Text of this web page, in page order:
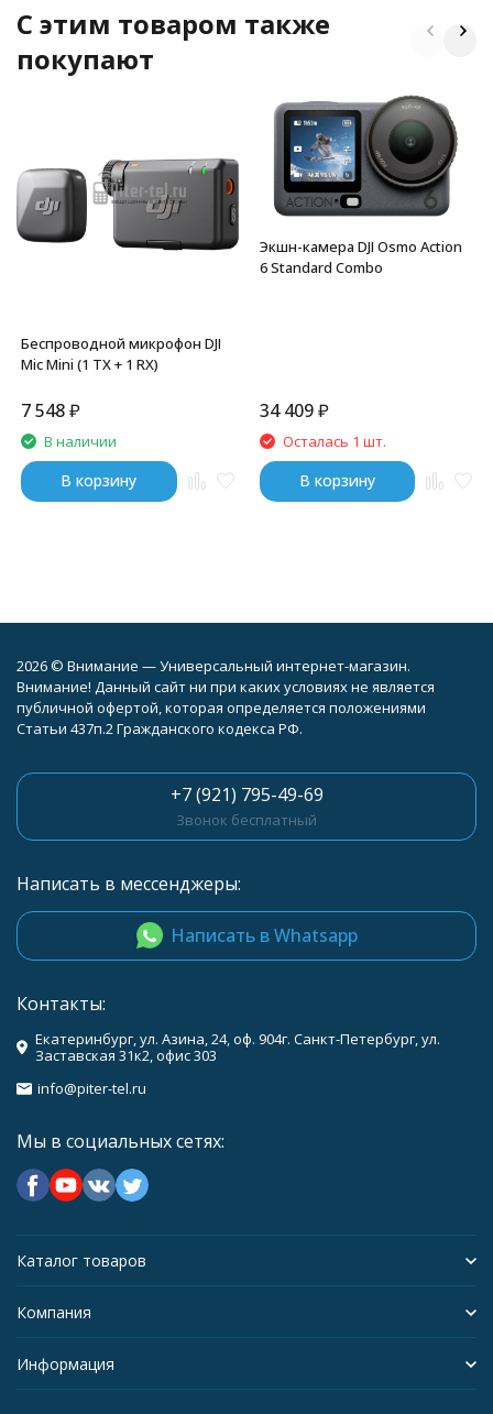
C этим товаром также
покупают
Беспроводной микрофон DJI
Mic Mini (1 TX + 1 RX)
7 548₽
В наличии
В корзину
Экшн-камера DJI Osmo Action
6 Standard Combo
34 409 ₽
Осталась 1 шт.
В корзину
2026 © Внимание — Универсальный интернет-магазин.
Внимание! Данный сайт ни при каких условиях не является
публичной офертой, которая определяется положениями
Статьи 437п.2 Гражданского кодекса РФ.
+7 (921) 795-49-69
Звонок бесплатный
Написать в мессенджеры:
Написать в Whatsapp
Контакты:
Екатеринбург, ул. Азина, 24, оф. 904г. Санкт-Петербург, ул.
Заставская 31к2, офис 303
info@piter-tel.ru
Мы в социальных сетях:
Каталог товаров
Компания
Информация